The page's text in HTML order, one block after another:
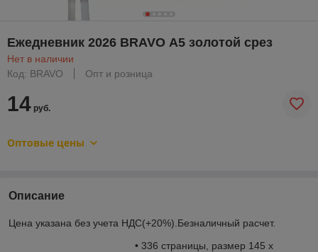
Ежедневник 2026 BRAVO А5 золотой срез
Нет в наличии
Код: BRAVO
Опт и розница
14 руб.
Оптовые цены
Описание
Цена указана без учета НДС(+20%).Безналичный расчет.
• 336 страницы, размер 145 х